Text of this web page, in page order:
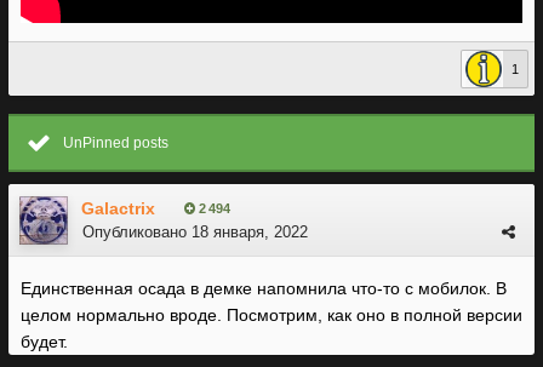
1
UnPinned posts
Galactrix 2 494
Опубликовано 18 января, 2022
Единственная осада в демке напомнила что-то с мобилок. В
целом нормально вроде. Посмотрим, как оно в полной версии
будет.